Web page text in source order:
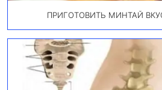
ПРИГОТОВИТЬ МИНТАЙ